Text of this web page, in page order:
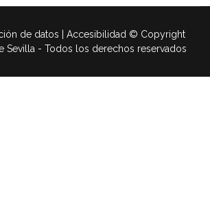
de datos | Accesibilidad © Copyright
Sevilla - Todos los derechos reservados